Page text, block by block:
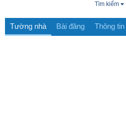
Tìm kiếm
Tường nhà Bài đăng Thông tin